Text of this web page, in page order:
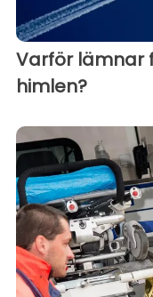
Varför lämnar
himlen?